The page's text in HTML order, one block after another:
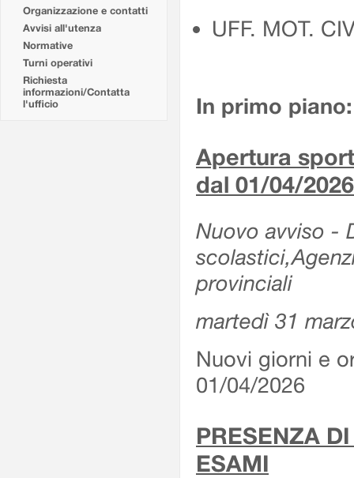
Organizzazione e contatti
Avvisi all'utenza
Normative
Turni operativi
Richiesta
informazioni/Contatta
l'ufficio
UFF. MOT.
In primo piano:
Apertura
dal 01/04/2026
Nuovo avviso -
provinciali
martedì 31
Nuovi giorni e
01/04/2026
PRESENZA
ESAMI